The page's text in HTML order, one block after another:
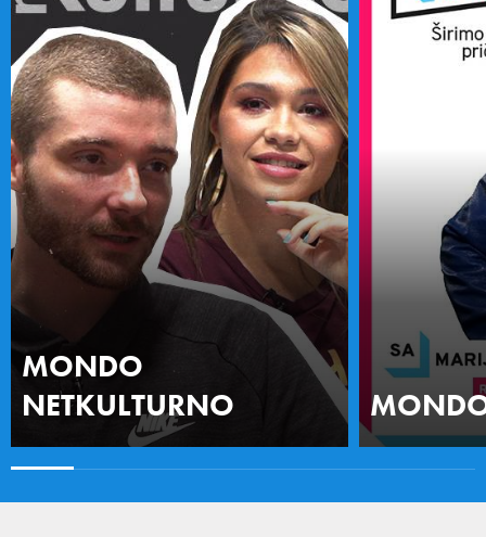
MONDO
NETKULTURNO